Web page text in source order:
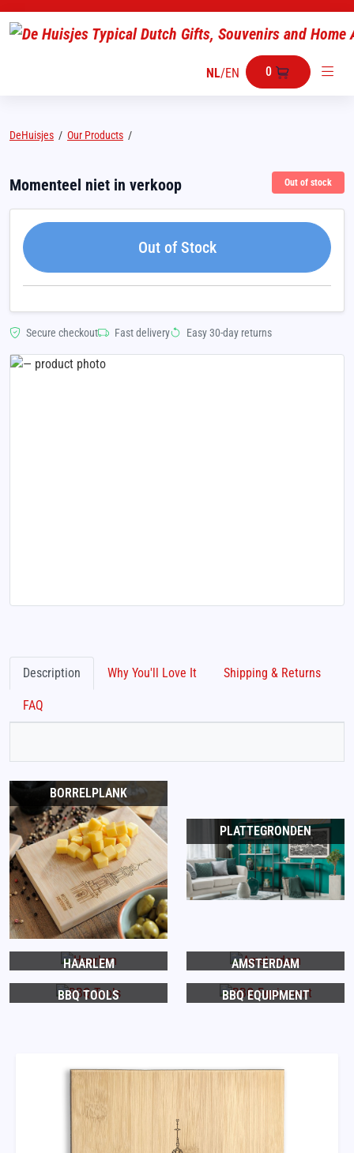
NL/EN 0
DeHuisjes / Our Products /
Momenteel niet in verkoop Out of stock
Out of Stock
Secure checkout Fast delivery Easy 30-day returns
Description Why You'll Love It Shipping & Returns
FAQ
BORRELPLANK
PLATTEGRONDEN
HAARLEM AMSTERDAM
BBQ TOOLS BBQ EQUIPMENT